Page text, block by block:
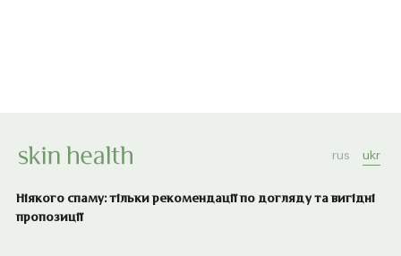
rus ukr
Ніякого спаму: тільки рекомендації по догляду та вигідні
пропозиції